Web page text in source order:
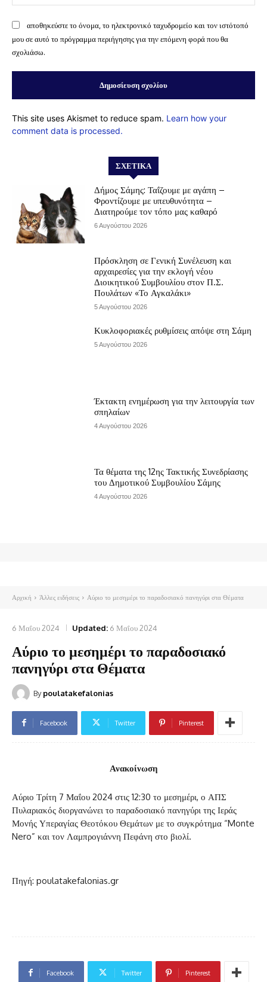
αποθηκεύστε το όνομα, το ηλεκτρονικό ταχυδρομείο και τον ιστότοπό
μου σε αυτό το πρόγραμμα περιήγησης για την επόμενη φορά που θα
σχολιάσω.
This site uses Akismet to reduce spam. Learn how your
comment data is processed.
ΣΧΕΤΙΚΆ
Δήμος Σάμης: Ταΐζουμε με αγάπη –
Φροντίζουμε με υπευθυνότητα –
Διατηρούμε τον τόπο μας καθαρό
6 Αυγούστου 2026
Πρόσκληση σε Γενική Συνέλευση και
αρχαιρεσίες για την εκλογή νέου
Διοικητικού Συμβουλίου στον Π.Σ.
Πουλάτων «Το Αγκαλάκι»
5 Αυγούστου 2026
Κυκλοφοριακές ρυθμίσεις απόψε στη Σάμη
5 Αυγούστου 2026
Έκτακτη ενημέρωση για την λειτουργία των
σπηλαίων
4 Αυγούστου 2026
Τα θέματα της 12ης Τακτικής Συνεδρίασης
του Δημοτικού Συμβουλίου Σάμης
4 Αυγούστου 2026